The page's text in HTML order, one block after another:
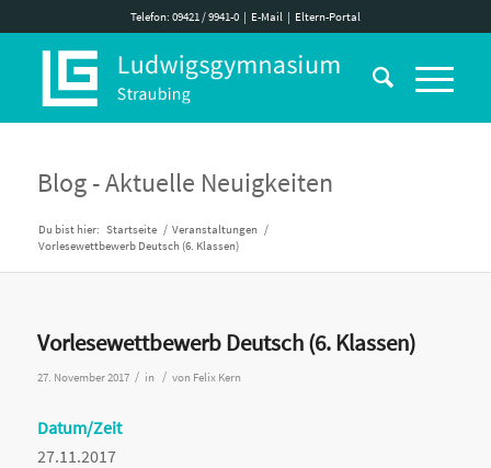
Telefon: 09421 / 9941-0| E-Mail| Eltern-Portal
Blog - Aktuelle Neuigkeiten
Du bist hier: Startseite / Veranstaltungen /
Vorlesewettbewerb Deutsch (6. Klassen)
Vorlesewettbewerb Deutsch (6. Klassen)
27. November 2017 / in / von Felix Kern
Datum/Zeit
27.11.2017